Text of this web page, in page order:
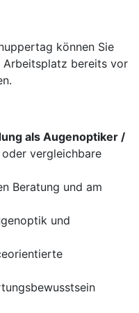
können Sie
Arbeitsplatz bereits vor
als Augenoptiker /
oder vergleichbare
Beratung und am
und